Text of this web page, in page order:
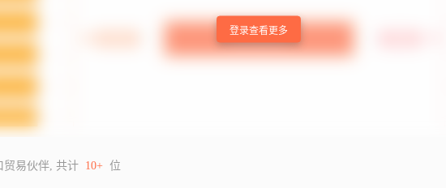
登录查看更多
贸易伙伴, 共计 10+ 位